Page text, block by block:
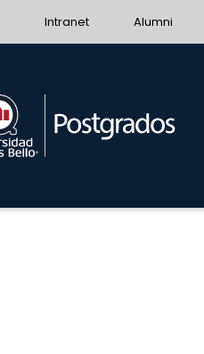
Intranet Alumni